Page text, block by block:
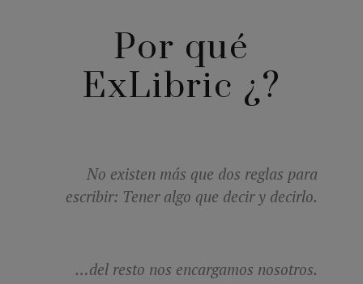
Por qué
ExLibric ¿?
No existen más que dos reglas para
escribir: Tener algo que decir y decirlo.
…del resto nos encargamos nosotros.